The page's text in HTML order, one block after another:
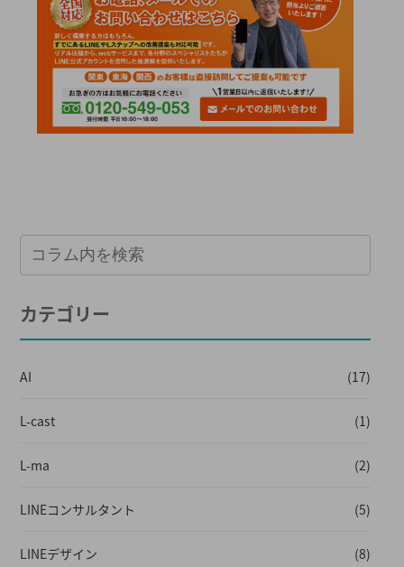
カテゴリー
AI (17)
L-cast (1)
L-ma (2)
LINEコンサルタント (5)
LINEデザイン (8)